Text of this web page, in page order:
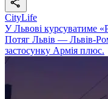
CityLife
У Львові курсуватиме
Потяг Львів — Львів-
застосунку Армія плюс.